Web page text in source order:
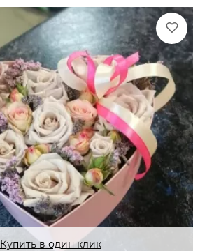
Купить в один клик